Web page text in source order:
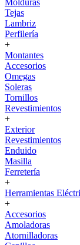
Molduras
Tejas
Lambriz
Perfilería
+
Montantes
Accesorios
Omegas
Soleras
Tornillos
Revestimientos
+
Exterior
Revestimientos
Enduido
Masilla
Ferretería
+
Herramientas
+
Accesorios
Amoladoras
Atornilladoras